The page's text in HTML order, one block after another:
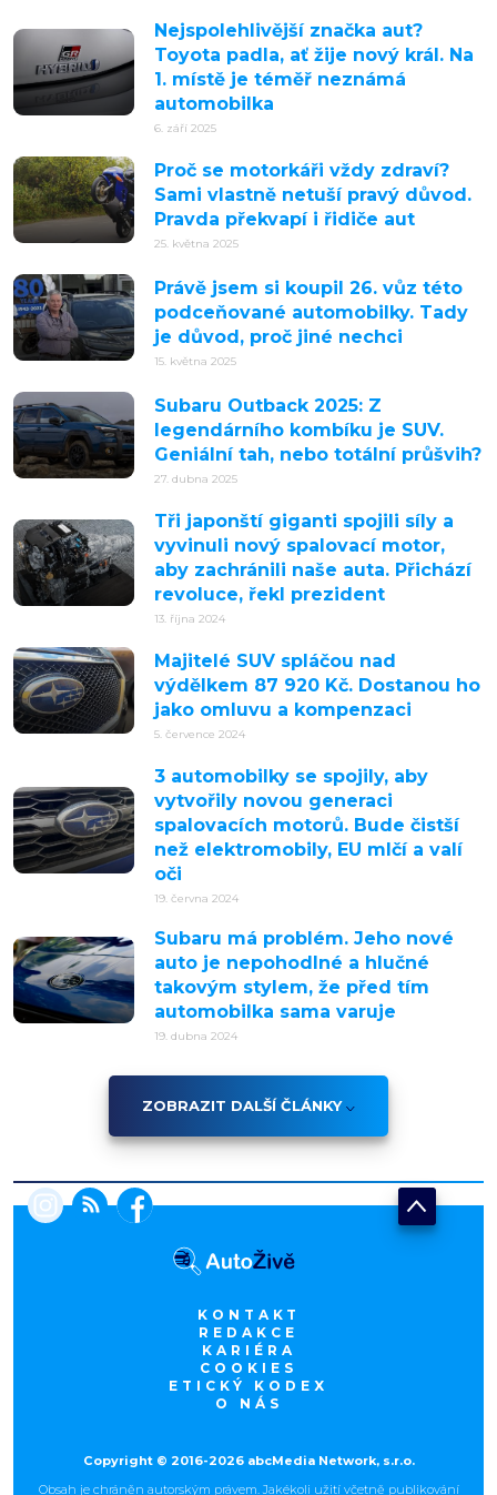
Nejspolehlivější značka aut?
Toyota padla, ať žije nový král. Na
1. místě je téměř neznámá
automobilka
6. září 2025
Proč se motorkáři vždy zdraví?
Sami vlastně netuší pravý důvod.
Pravda překvapí i řidiče aut
25. května 2025
Právě jsem si koupil 26. vůz této
podceňované automobilky. Tady
je důvod, proč jiné nechci
15. května 2025
Subaru Outback 2025: Z
legendárního kombíku je SUV.
Geniální tah, nebo totální průšvih?
27. dubna 2025
Tři japonští giganti spojili síly a
vyvinuli nový spalovací motor,
aby zachránili naše auta. Přichází
revoluce, řekl prezident
13. října 2024
Majitelé SUV spláčou nad
výdělkem 87 920 Kč. Dostanou ho
jako omluvu a kompenzaci
5. července 2024
3 automobilky se spojily, aby
vytvořily novou generaci
spalovacích motorů. Bude čistší
než elektromobily, EU mlčí a valí
oči
19. června 2024
Subaru má problém. Jeho nové
auto je nepohodlné a hlučné
takovým stylem, že před tím
automobilka sama varuje
19. dubna 2024
ZOBRAZIT DALŠÍ ČLÁNKY
KONTAKT
REDAKCE
KARIÉRA
COOKIES
ETICKÝ KODEX
O NÁS
Copyright © 2016-2026 abcMedia Network, s.r.o.
Obsah je chráněn autorským právem. Jakékoli užití včetně publikování